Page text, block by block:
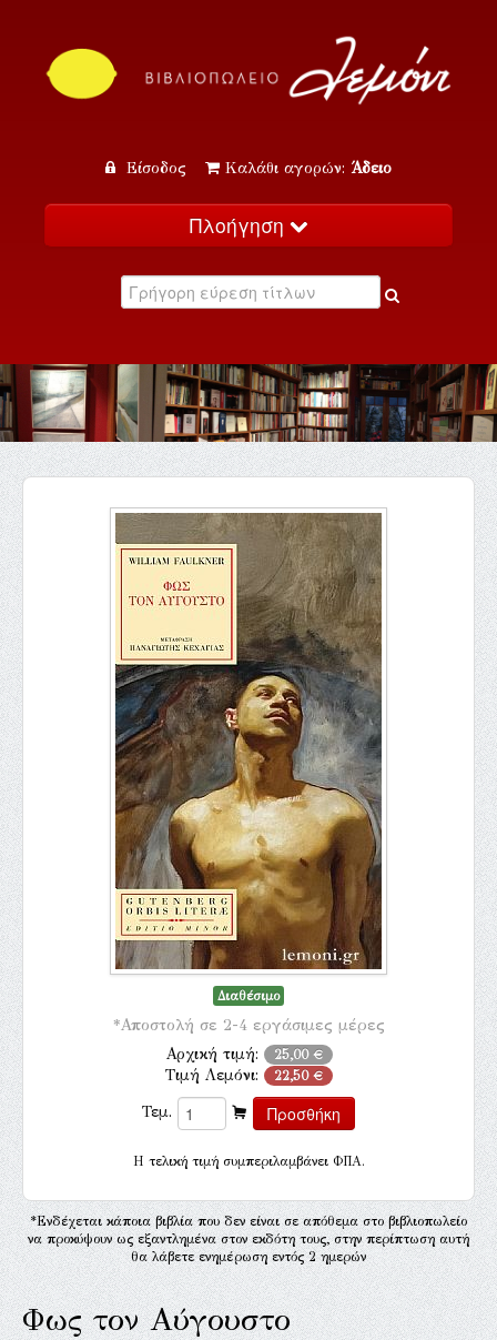
Είσοδος Καλάθι αγορών: Άδειο
Πλοήγηση
Κατάλογος
Εκδηλώσεις
Επικοινωνία
Διαθέσιμο
*Αποστολή σε 2-4 εργάσιμες μέρες
Αρχική τιμή: 25,00 €
Τιμή Λεμόνι: 22,50 €
Τεμ.
H τελική τιμή συμπεριλαμβάνει ΦΠΑ.
*Ενδέχεται κάποια βιβλία που δεν είναι σε απόθεμα στο βιβλιοπωλείο
να προκύψουν ως εξαντλημένα στον εκδότη τους, στην περίπτωση αυτή
θα λάβετε ενημέρωση εντός 2 ημερών
Φως τον Αύγουστο